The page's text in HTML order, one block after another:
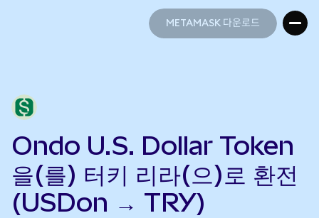
METAMASK 다운로드
Ondo U.S. Dollar Token
을(를) 터키 리라(으)로 환전
(USDon → TRY)